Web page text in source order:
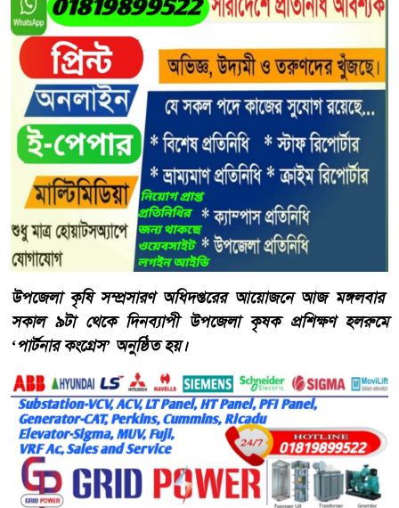
উপজেলা কৃষি সম্প্রসারণ অধিদপ্তরের আয়োজনে আজ মঙ্গলবার
সকাল ৯টা থেকে দিনব্যাপী উপজেলা কৃষক প্রশিক্ষণ হলরুমে
‘পার্টনার কংগ্রেস’ অনুষ্ঠিত হয়।